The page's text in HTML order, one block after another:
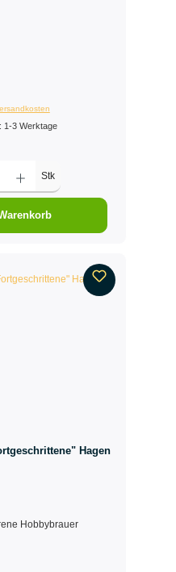
1-3 Werktage
Stk
Hagen
Hobbybrauer